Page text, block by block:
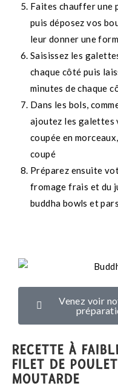
Faites chauffer une
puis déposez vos
leur donner une
Saisissez les
chaque côté puis
minutes de chaque
Dans les bols,
ajoutez les galettes
coupée en
coupé
Préparez ensuite
fromage frais et du
buddha bowls et
Venez voir
RECETTE À
FILET DE
MOUTARDE